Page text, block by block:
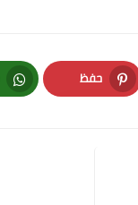
حفظ
Pinterest